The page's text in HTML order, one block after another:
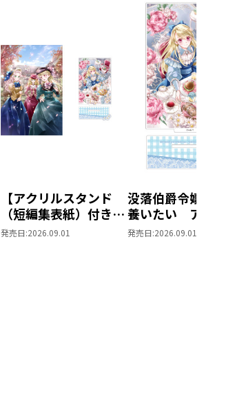
【アクリルスタンド
（短編集表紙）付き】
没落伯爵令嬢は家族を
発売日:2026.09.01
没落伯爵令嬢は家族
養いたい アクリル
タンド（短編集表紙
発売日:2026.09.01